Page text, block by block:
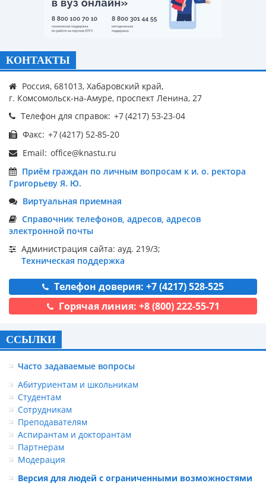
КОНТАКТЫ
Россия, 681013, Хабаровский край,
г. Комсомольск-на-Амуре, проспект Ленина, 27
Телефон для справок:
Факс:
Email:
Приём граждан по личным вопросам к и. о. ректора
Григорьеву Я. Ю.
Виртуальная приемная
Справочник телефонов, адресов, адресов
электронной почты
Администрация сайта: ауд. 219/3;
Техническая поддержка
Телефон доверия: +7 (4217) 528-525
Горячая линия: +8 (800) 222-55-71
ССЫЛКИ
Часто задаваемые вопросы
Абитуриентам и школьникам
Студентам
Сотрудникам
Преподавателям
Аспирантам и докторантам
Партнерам
Модерация
Версия для людей с ограниченными возможностями